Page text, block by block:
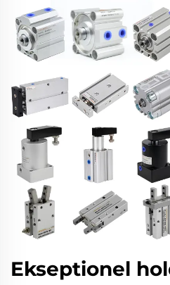
Ekseptionel